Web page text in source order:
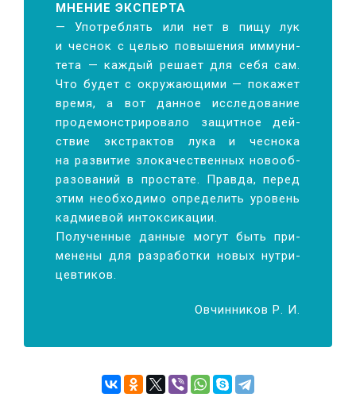
МНЕНИЕ ЭКСПЕРТА
— Упо­треб­лять или нет в пи­щу лук
и чес­нок с це­лью по­вы­ше­ния им­му­ни­
те­та — каж­дый ре­ша­ет для се­бя сам.
Что бу­дет с окру­жа­ю­щи­ми — по­ка­жет
вре­мя, а вот дан­ное ис­сле­до­ва­ние
про­де­мон­стри­ро­ва­ло за­щит­ное дей­
ствие экс­трак­тов лу­ка и чес­но­ка
на раз­ви­тие зло­ка­че­ствен­ных но­во­об­
ра­зо­ва­ний в про­ста­те. Прав­да, пе­ред
этим не­об­хо­ди­мо опре­де­лить уро­вень
кад­ми­е­вой ин­ток­си­ка­ции.
По­лу­чен­ные дан­ные мо­гут быть при­
ме­не­ны для раз­ра­бот­ки но­вых нут­ри­
цев­ти­ков.
Ов­чин­ни­ков Р. И.